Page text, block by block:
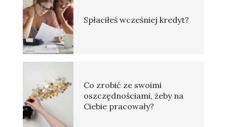
Spłaciłeś wcześniej kredyt?
Co zrobić ze swoimi
oszczędnościami, żeby na
Ciebie pracowały?